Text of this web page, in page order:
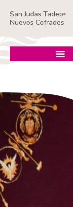
San Judas Tadeo
Nuevos Cofrades